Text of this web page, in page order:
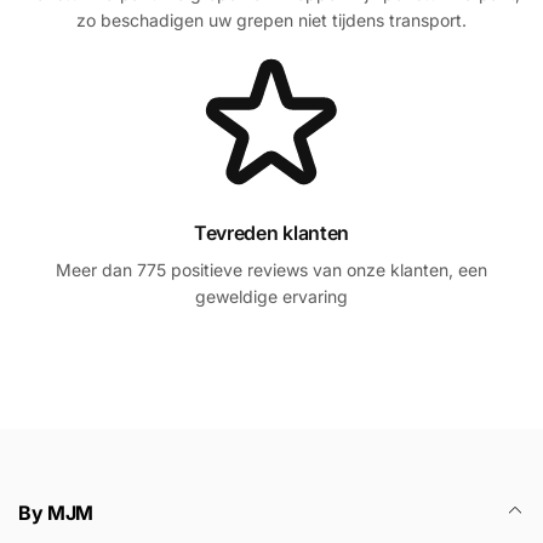
zo beschadigen uw grepen niet tijdens transport.
Tevreden klanten
Meer dan 775 positieve reviews van onze klanten, een
geweldige ervaring
By MJM